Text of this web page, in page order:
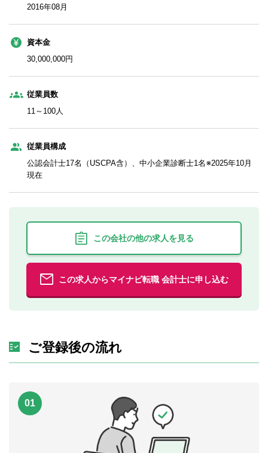
2016年08月
資本金
30,000,000円
従業員数
11～100人
従業員構成
公認会計士17名（USCPA含）、中小企業診断士1名※2025年10月
現在
この会社の他の求人を見る
この求人からマイナビ転職 会計士に申し込む
ご登録後の流れ
01